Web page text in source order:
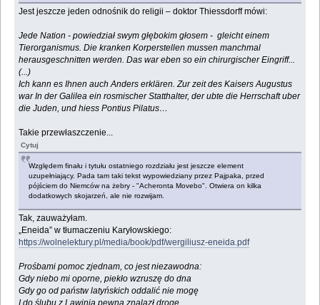
Jest jeszcze jeden odnośnik do religii – doktor Thiessdorff mówi:
Jede Nation - powiedział swym głębokim głosem - gleicht einem
Tierorganismus. Die kranken Korperstellen mussen manchmal
herausgeschnitten werden. Das war eben so ein chirurgischer Eingriff...
(...)
Ich kann es Ihnen auch Anders erklären. Zur zeit des Kaisers Augustus
war In der Galilea ein rosmischer Statthalter, der ubte die Herrschaft uber
die Juden, und hiess Pontius Pilatus…
Takie przewłaszczenie...
Cytuj
Względem finału i tytułu ostatniego rozdziału jest jeszcze element
uzupełniający. Pada tam taki tekst wypowiedziany przez Pajpaka, przed
pójściem do Niemców na żebry - "Acheronta Movebo". Otwiera on kilka
dodatkowych skojarzeń, ale nie rozwijam.
Tak, zauważyłam.
„Eneida” w tłumaczeniu Karyłowskiego:
https://wolnelektury.pl/media/book/pdf/wergiliusz-eneida.pdf
Prośbami pomoc zjednam, co jest niezawodna:
Gdy niebo mi oporne, piekło wzruszę do dna
Gdy go od państw latyńskich oddalić nie mogę
I do ślubu z Lawinią pewną znalazł drogę,